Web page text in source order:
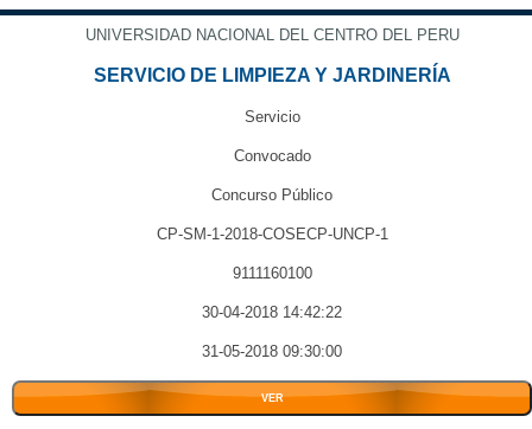
UNIVERSIDAD NACIONAL DEL CENTRO DEL PERU
SERVICIO DE LIMPIEZA Y JARDINERÍA
Servicio
Convocado
Concurso Público
CP-SM-1-2018-COSECP-UNCP-1
9111160100
30-04-2018 14:42:22
31-05-2018 09:30:00
VER